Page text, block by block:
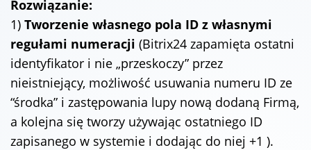
Rozwiązanie:
1) Tworzenie własnego pola ID z własnymi
regułami numeracji (Bitrix24 zapamięta ostatni
identyfikator i nie „przeskoczy” przez
nieistniejący, możliwość usuwania numeru ID ze
“środka” i zastępowania lupy nową dodaną Firmą,
a kolejna się tworzy używając ostatniego ID
zapisanego w systemie i dodając do niej +1 ).